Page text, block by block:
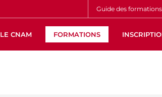
Guide des formations
LE CNAM FORMATIONS